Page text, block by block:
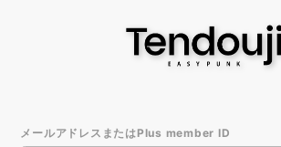
メールアドレスまたはPlus member ID